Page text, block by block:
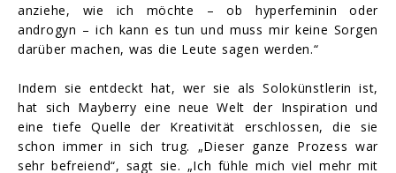
anziehe, wie ich möchte – ob hyperfeminin oder
androgyn – ich kann es tun und muss mir keine Sorgen
darüber machen, was die Leute sagen werden.“
Indem sie entdeckt hat, wer sie als Solokünstlerin ist,
hat sich Mayberry eine neue Welt der Inspiration und
eine tiefe Quelle der Kreativität erschlossen, die sie
schon immer in sich trug. „Dieser ganze Prozess war
sehr befreiend“, sagt sie. „Ich fühle mich viel mehr mit